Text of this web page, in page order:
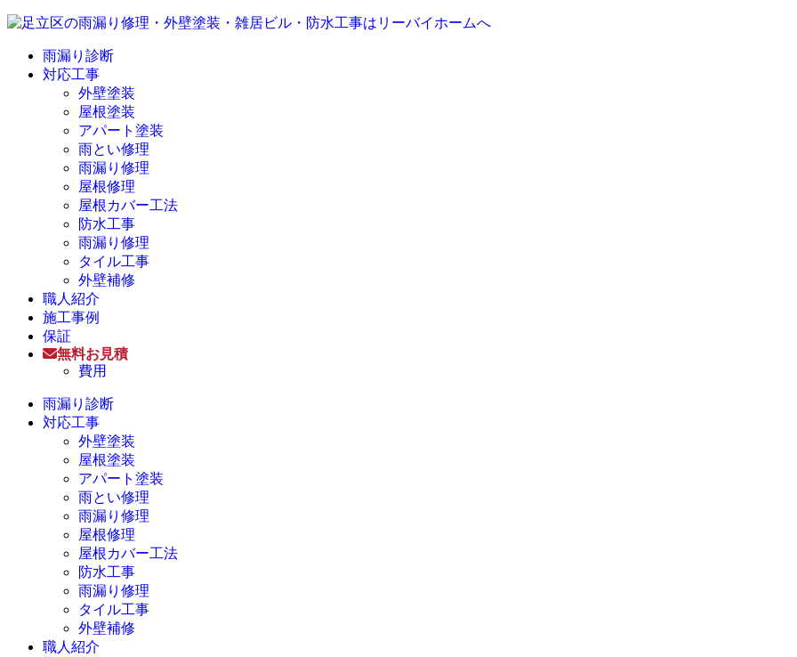
雨漏り診断
対応工事
外壁塗装
屋根塗装
アパート塗装
雨とい修理
雨漏り修理
屋根修理
屋根カバー工法
防水工事
雨漏り修理
タイル工事
外壁補修
職人紹介
施工事例
保証
無料お見積
費用
雨漏り診断
対応工事
外壁塗装
屋根塗装
アパート塗装
雨とい修理
雨漏り修理
屋根修理
屋根カバー工法
防水工事
雨漏り修理
タイル工事
外壁補修
職人紹介